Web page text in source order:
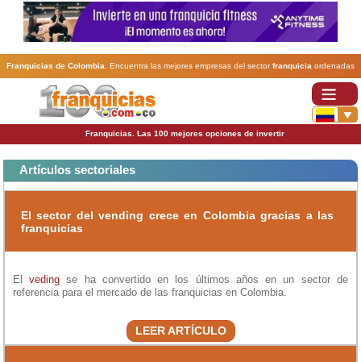
Franquicias de Colombia . Encuentra las mejores empresas del sectorfranquicia ordenadas
por actividad. En www.100franquicias.com.co encontrarás las más rentables,
baratas y seguras.
Franquicias. Las 100 mejores opciones de invertir
Artículos sectoriales
El sector del vending crece en Colombia gracias a las
franquicias
El veding se ha convertido en los últimos años en un sector de
referencia para el mercado de las franquicias en Colombia.
LEER ARTÍCULO